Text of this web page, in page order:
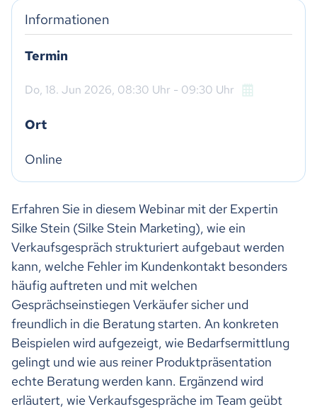
Erfahren Sie in diesem Webinar mit der Expertin
Silke Stein (Silke Stein Marketing), wie ein
Verkaufsgespräch strukturiert aufgebaut werden
kann, welche Fehler im Kundenkontakt besonders
häufig auftreten und mit welchen
Gesprächseinstiegen Verkäufer sicher und
freundlich in die Beratung starten. An konkreten
Beispielen wird aufgezeigt, wie Bedarfsermittlung
gelingt und wie aus reiner Produktpräsentation
echte Beratung werden kann. Ergänzend wird
erläutert, wie Verkaufsgespräche im Team geübt
Informationen
Termin
Do, 18. Jun 2026, 08:30 Uhr - 09:30 Uhr
Ort
Online